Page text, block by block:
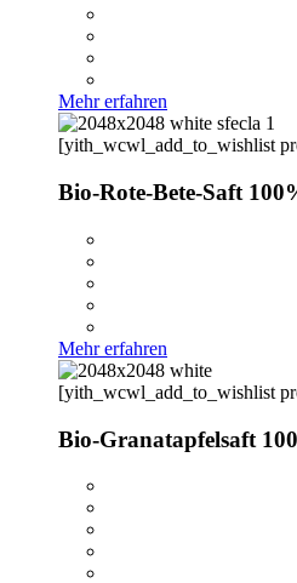
Mehr erfahren
[yith_wcwl_add_to_wishlist
Bio-Rote-Bete-Saft
Mehr erfahren
[yith_wcwl_add_to_wishlist
Bio-Granatapfelsaft